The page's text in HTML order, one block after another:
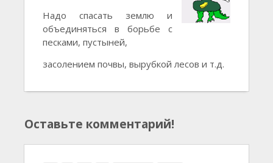
Надо спасать землю и
объединяться в борьбе с
песками, пустыней,
засолением почвы, вырубкой лесов и т.д.
Оставьте комментарий!